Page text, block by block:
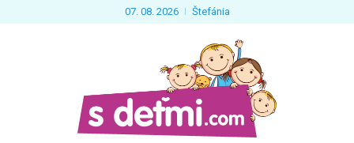
07. 08. 2026 Štefánia